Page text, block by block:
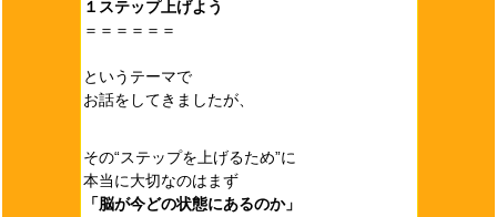
１ステップ上げよう
＝＝＝＝＝＝
というテーマで
お話をしてきましたが、
その“ステップを上げるため”に
本当に大切なのはまず
「脳が今どの状態にあるのか」